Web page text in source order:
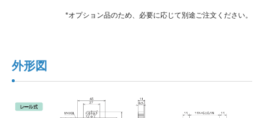
*オプション品のため、必要に応じて別途ご注文ください。
外形図